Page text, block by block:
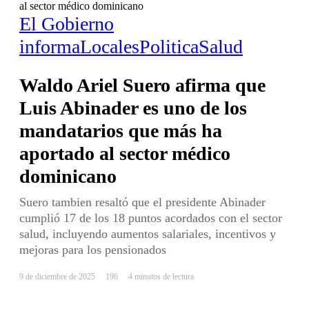
al sector médico dominicano
El Gobierno
informaLocalesPoliticaSalud
Waldo Ariel Suero afirma que
Luis Abinader es uno de los
mandatarios que más ha
aportado al sector médico
dominicano
Suero tambien resaltó que el presidente Abinader
cumplió 17 de los 18 puntos acordados con el sector
salud, incluyendo aumentos salariales, incentivos y
mejoras para los pensionados
9 de diciembre de 2025 196 4 minutos de lectura